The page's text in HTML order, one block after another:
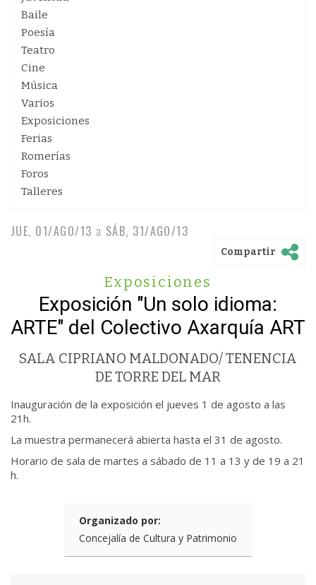
Baile
Poesía
Teatro
Cine
Música
Varios
Exposiciones
Ferias
Romerías
Foros
Talleres
JUE, 01/AGO/13 a SÁB, 31/AGO/13
Compartir
Exposiciones
Exposición "Un solo idioma:
ARTE" del Colectivo Axarquía ART
SALA CIPRIANO MALDONADO/ TENENCIA
DE TORRE DEL MAR
Inauguración de la exposición el jueves 1 de agosto a las
21h.
La muestra permanecerá abierta hasta el 31 de agosto.
Horario de sala de martes a sábado de 11 a 13 y de 19 a 21
h.
Organizado por:
Concejalía de Cultura y Patrimonio